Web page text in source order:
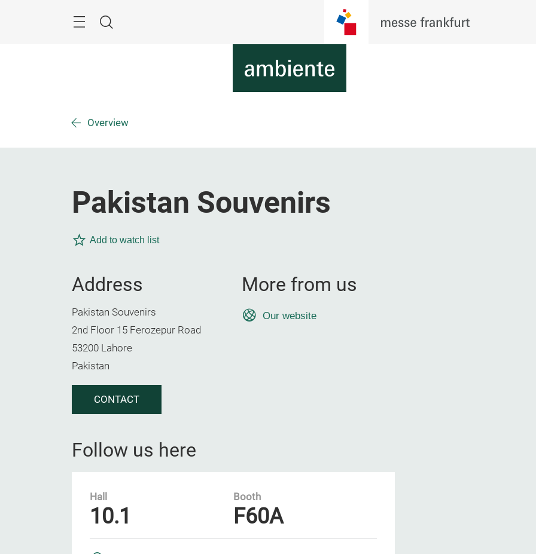
Suche
Overview
Pakistan Souvenirs
Add to watch list
Address
Pakistan Souvenirs
2nd Floor 15 Ferozepur Road
53200 Lahore
Pakistan
CONTACT
More from us
Our website
Follow us here
Hall
10.1
Booth
F60A